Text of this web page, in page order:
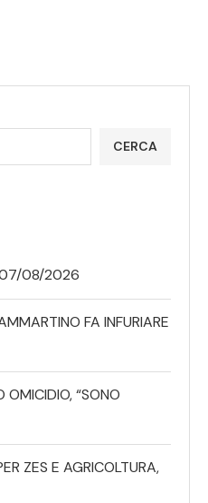
CERCA
08/2026
FA INFURIARE
OMICIDIO, “SONO
ZES E AGRICOLTURA,